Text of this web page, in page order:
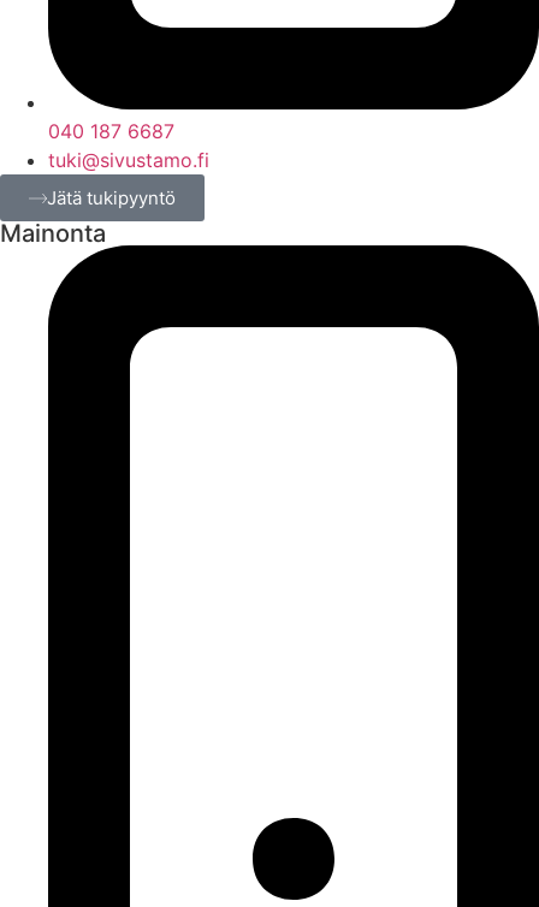
040 187 6687
tuki@sivustamo.fi
Jätä tukipyyntö
Mainonta